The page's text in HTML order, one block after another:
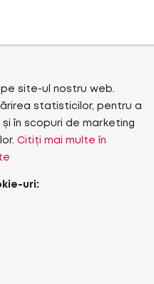
site-ul nostru web.
statisticilor, pentru a
în scopuri de marketing
Citiți mai multe în
uri: